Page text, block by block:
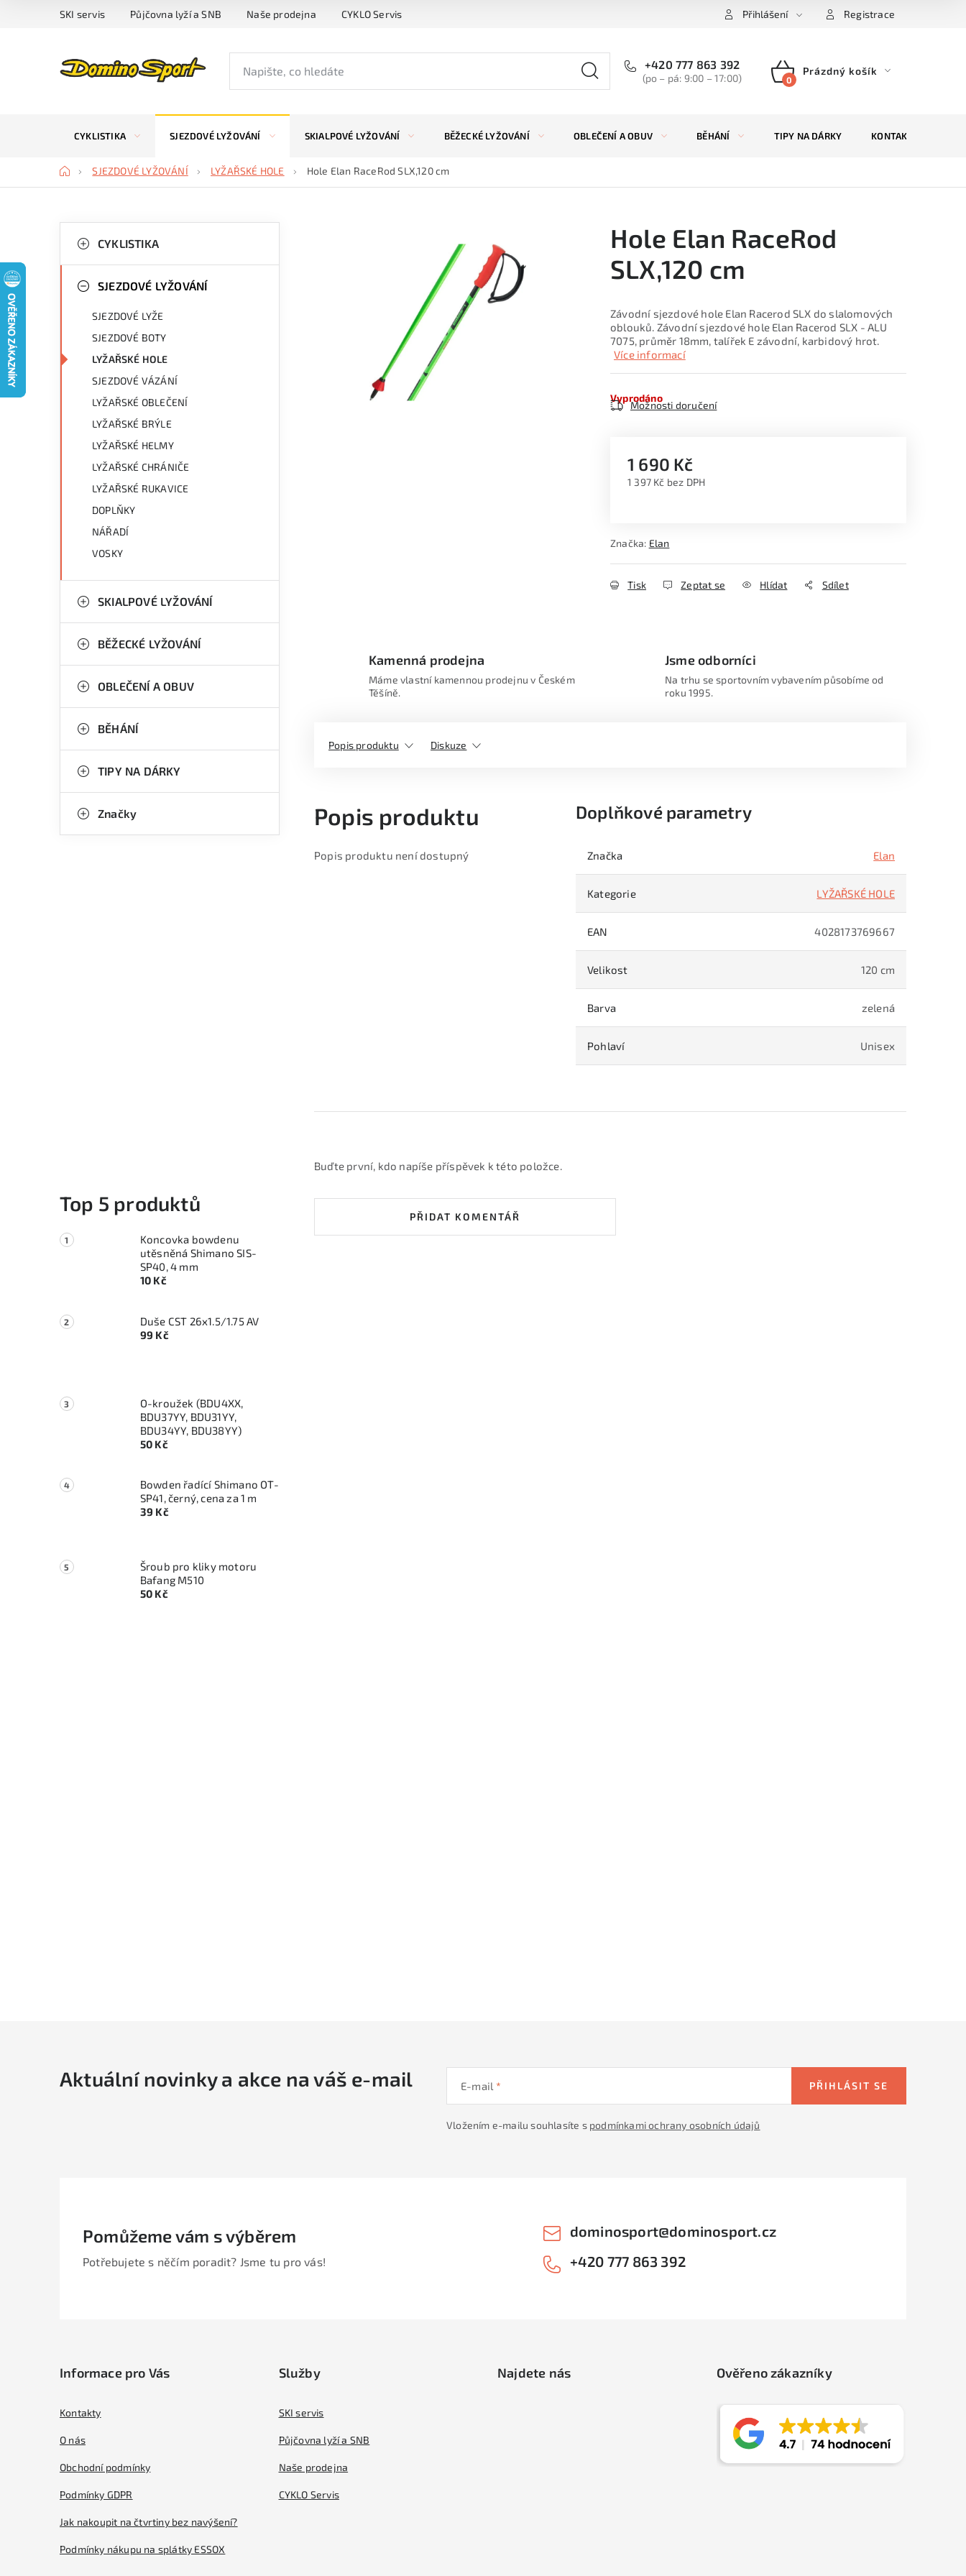
SKI servis Půjčovna lyží a SNB Naše prodejna CYKLO Servis Přihlášení Registrace
+420 777 863 392
(po – pá: 9:00 – 17:00)
NÁKUPNÍ
Prázdný košík
CYKLISTIKA SJEZDOVÉ LYŽOVÁNÍ SKIALPOVÉ LYŽOVÁNÍ BĚŽECKÉ LYŽOVÁNÍ OBLEČENÍ A OBUV BĚHÁNÍ TIPY NA DÁRKY KONTAKTY
DomůSJEZDOVÉ LYŽOVÁNÍ LYŽAŘSKÉ HOLE Hole Elan RaceRod SLX,120 cm
o
a
l
kategorie
o
CYKLISTIKA
SJEZDOVÉ LYŽOVÁNÍ
SJEZDOVÉ LYŽE
SJEZDOVÉ BOTY
LYŽAŘSKÉ HOLE
SJEZDOVÉ VÁZÁNÍ
LYŽAŘSKÉ OBLEČENÍ
LYŽAŘSKÉ BRÝLE
LYŽAŘSKÉ HELMY
LYŽAŘSKÉ CHRÁNIČE
LYŽAŘSKÉ RUKAVICE
DOPLŇKY
NÁŘADÍ
VOSKY
SKIALPOVÉ LYŽOVÁNÍ
BĚŽECKÉ LYŽOVÁNÍ
OBLEČENÍ A OBUV
BĚHÁNÍ
TIPY NA DÁRKY
Značky
Top 5 produktů
Koncovka bowdenu
utěsněná Shimano SIS-
SP40, 4 mm
10 Kč
Duše CST 26x1.5/1.75 AV
99 Kč
O-kroužek (BDU4XX,
BDU37YY, BDU31YY,
BDU34YY, BDU38YY)
50 Kč
Bowden řadící Shimano OT-
SP41, černý, cena za 1 m
39 Kč
Šroub pro kliky motoru
Bafang M510
50 Kč
Hole Elan RaceRod
SLX,120 cm
Závodní sjezdové hole Elan Racerod SLX do slalomových
oblouků. Závodní sjezdové hole Elan Racerod SLX - ALU
7075, průměr 18mm, talířek E závodní, karbidový hrot.
Více informací
Vyprodáno
Možnosti doručení
1 690 Kč
1 397 Kč bez DPH
Značka: Elan
Tisk Zeptat se Hlídat Sdílet
Kamenná prodejna
Máme vlastní kamennou prodejnu v Českém
Těšíně.
Jsme odborníci
Na trhu se sportovním vybavením působíme od
roku 1995.
Popis produktu Diskuze
Popis produktu
Popis produktu není dostupný
Doplňkové parametry
Značka Elan
Kategorie LYŽAŘSKÉ HOLE
EAN 4028173769667
Velikost 120 cm
Barva zelená
Pohlaví Unisex
Buďte první, kdo napíše příspěvek k této položce.
PŘIDAT KOMENTÁŘ
Aktuální novinky a akce na váš e-mail E-mail
Vložením e-mailu souhlasíte s podmínkami ochrany osobních údajů
PŘIHLÁSIT SE
Pomůžeme vám s výběrem
Potřebujete s něčím poradit? Jsme tu pro vás!
dominosport@dominosport.cz
+420 777 863 392
Informace pro Vás
Kontakty
O nás
Obchodní podmínky
Podmínky GDPR
Jak nakoupit na čtvrtiny bez navýšení?
Podmínky nákupu na splátky ESSOX
Služby
SKI servis
Půjčovna lyží a SNB
Naše prodejna
CYKLO Servis
Najdete nás Ověřeno zákazníky